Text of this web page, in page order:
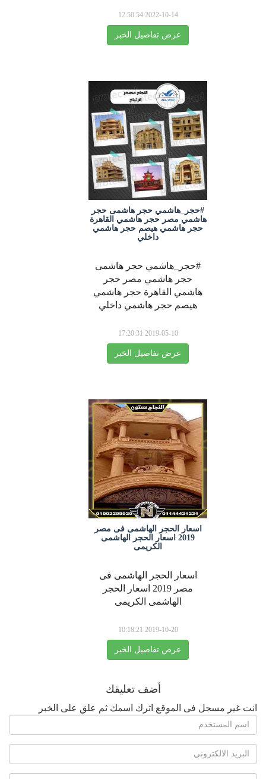
2022-10-14 12:50:54
عرض تفاصيل الخبر
#حجر_هاشمي حجر هاشمى حجر
هاشمي مصر حجر هاشمي القاهرة
حجر هاشمي هيصم حجر هاشمي
داخلي
#حجر_هاشمي حجر هاشمى
حجر هاشمي مصر حجر
هاشمي القاهرة حجر هاشمي
هيصم حجر هاشمي داخلي
2019-05-10 17:20:31
عرض تفاصيل الخبر
اسعار الحجر الهاشمى فى مصر
2019 اسعار الحجر الهاشمى
الكريمى
اسعار الحجر الهاشمى فى
مصر 2019 اسعار الحجر
الهاشمى الكريمى
2019-10-20 10:18:21
عرض تفاصيل الخبر
أضف تعليقك
انت غير مسجل فى الموقع اترك اسمك ثم علق على الخبر